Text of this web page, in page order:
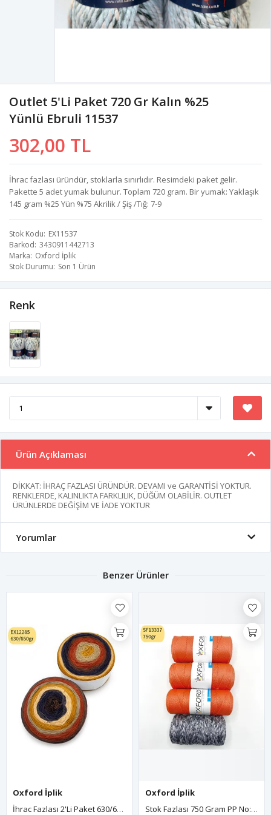
Outlet 5'li Paket 720 Gr Kalın %25
Yünlü Ebruli 11537
302,00 TL
İhrac fazlası üründür, stoklarla sınırlıdır. Resimdeki paket gelir.
Pakette 5 adet yumak bulunur. Toplam 720 gram. Bir yumak: Yaklaşık
145 gram %25 Yün %75 Akrilik / Şiş /Tığ: 7-9
Stok Kodu EX11537
Barkod 3430911442713
Marka Oxford İplik
Stok Durumu Son 1 Ürün
Renk
Ürün Açıklaması
DİKKAT: İHRAÇ FAZLASI ÜRÜNDÜR. DEVAMI ve GARANTİSİ YOKTUR.
RENKLERDE, KALINLIKTA FARKLILIK, DÜĞÜM OLABİLİR. OUTLET
ÜRÜNLERDE DEĞİŞİM VE İADE YOKTUR
Yorumlar
Benzer Ürünler
Oxford İplik
İhrac Fazlası 2'li Paket 630/650 Gr Akrilik Kek EX12285
Oxford İplik
Stok Fazlası 750 Gram PP No:4 Makrome Mix SF13337